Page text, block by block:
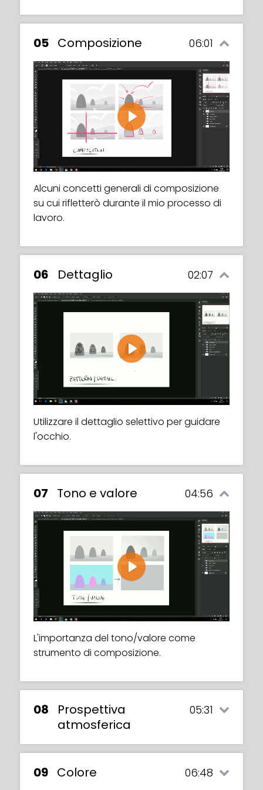
Uno sguardo al brief che ha definito
questo concetto.
Una panoramica dei pennelli che uso per
questo lavoro.
Una rapida panoramica su come uso i
livelli, le modalità di fusione e le maschere.
05 Composizione 06:01
Play
Alcuni concetti generali di composizione
su cui rifletterò durante il mio processo di
lavoro.
06 Dettaglio 02:07
Play
Utilizzare il dettaglio selettivo per guidare
l'occhio.
07 Tono e valore 04:56
Play
L'importanza del tono/valore come
strumento di composizione.
08
Prospettiva
atmosferica
05:31
09 Colore 06:48